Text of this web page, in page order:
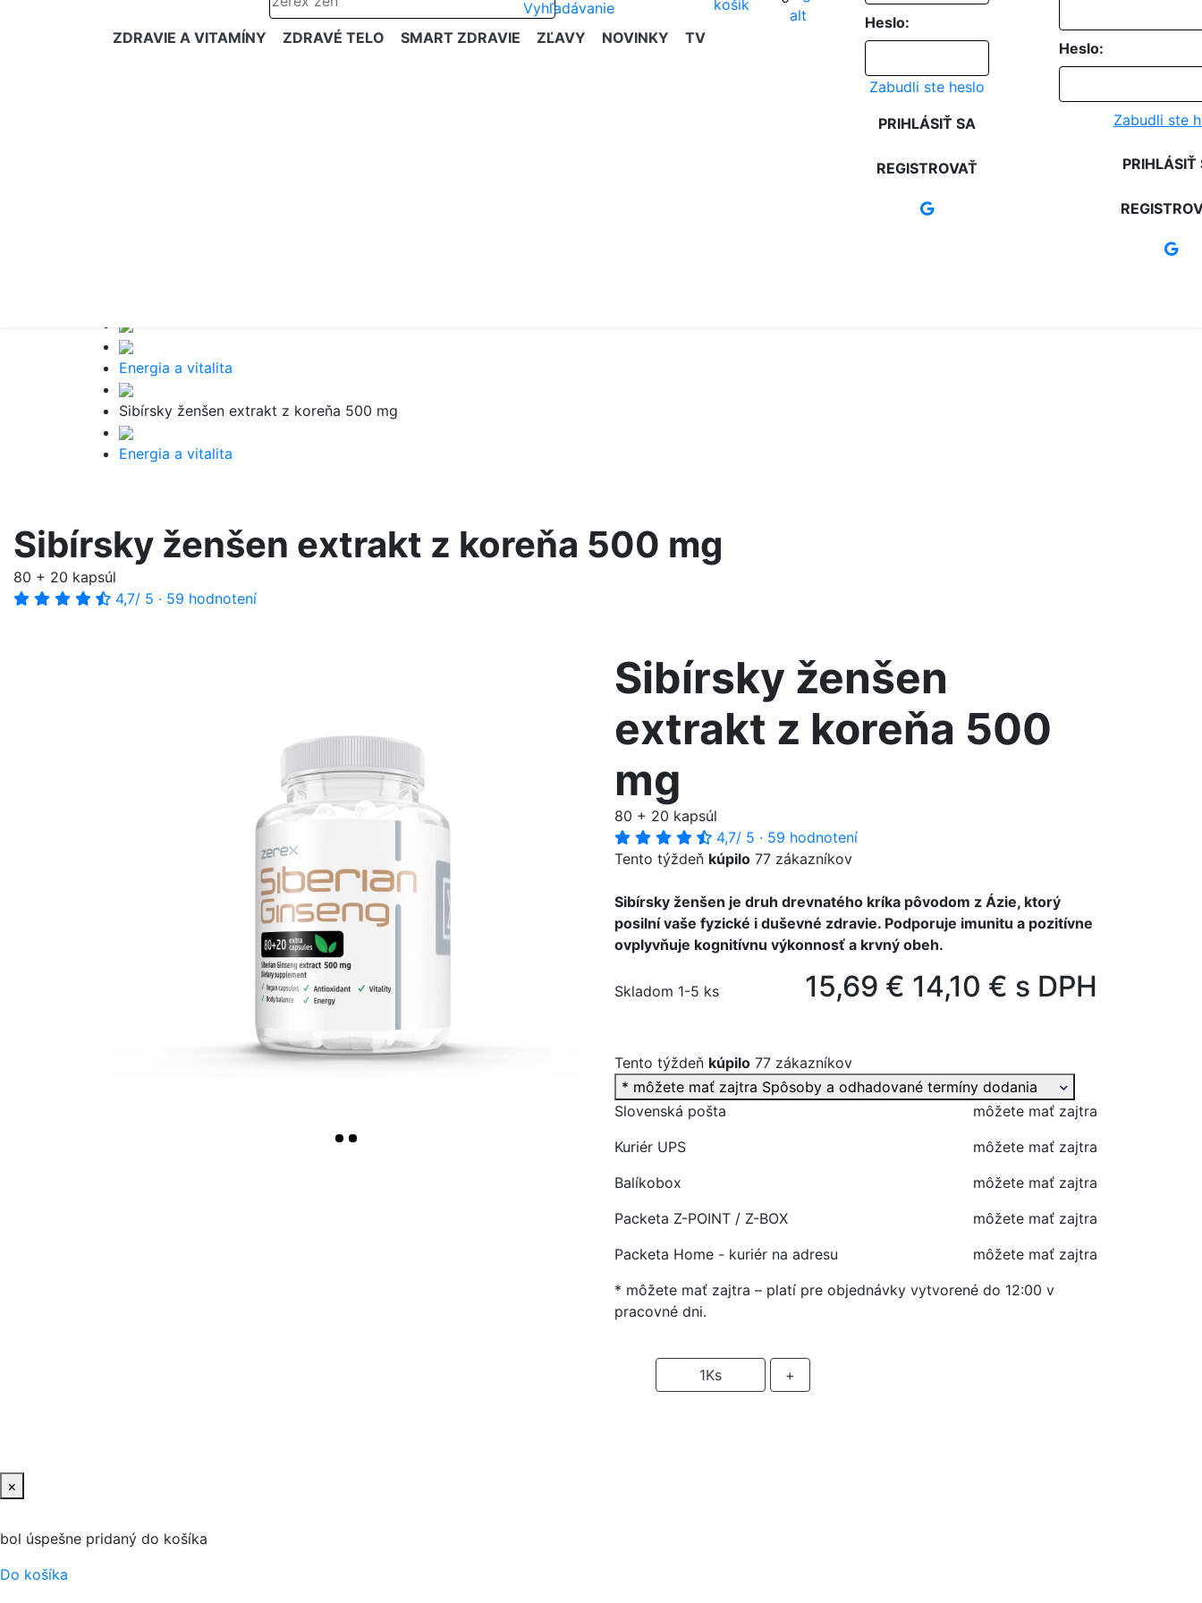
ZDRAVIE A VITAMÍNY ZDRAVÉ TELO SMART ZDRAVIE ZĽAVY NOVINKY TV
Heslo:
Zabudli ste heslo
PRIHLÁSIŤ SA
REGISTROVAŤ
Heslo:
Zabudli ste
PRIHLÁSIŤ
Energia a vitalita
Sibírsky ženšen extrakt z koreňa 500 mg
Energia a vitalita
Sibírsky ženšen extrakt z koreňa 500 mg
80 + 20 kapsúl
4,7/ 5 · 59 hodnotení
Sibírsky ženšen
extrakt z koreňa 500
mg
80 + 20 kapsúl
4,7/ 5 · 59 hodnotení
Tento týždeň kúpilo 77 zákazníkov
Sibírsky ženšen je druh drevnatého kríka pôvodom z Ázie, ktorý
posilní vaše fyzické i duševné zdravie. Podporuje imunitu a pozitívne
ovplyvňuje kognitívnu výkonnosť a krvný obeh.
Skladom 1-5 ks 15,69 € 14,10 € s DPH
Tento týždeň kúpilo 77 zákazníkov
* môžete mať zajtra Spôsoby a odhadované termíny dodania
Slovenská pošta
môžete mať zajtra
Kuriér UPS
môžete mať zajtra
Balíkobox
môžete mať zajtra
Packeta Z-POINT / Z-BOX
môžete mať zajtra
Packeta Home - kuriér na adresu
môžete mať zajtra
* môžete mať zajtra – platí pre objednávky vytvorené do 12:00 v
pracovné dni.
1Ks +
×
bol úspešne pridaný do košíka
Do košíka